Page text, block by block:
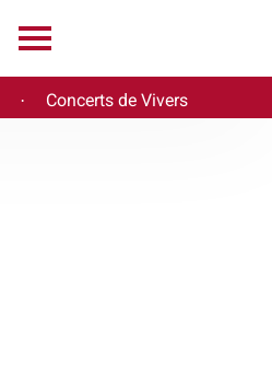
· Concerts de Vivers